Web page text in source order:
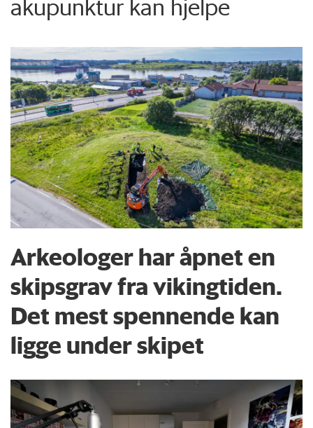
akupunktur kan hjelpe
Arkeologer har åpnet en
skipsgrav fra vikingtiden.
Det mest spennende kan
ligge under skipet